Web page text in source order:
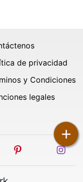
+
de privacidad
y Condiciones
legales
pinterest